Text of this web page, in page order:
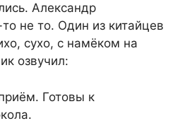
Александр
не то. Один из китайцев
сухо, с намёком на
озвучил:
Готовы к